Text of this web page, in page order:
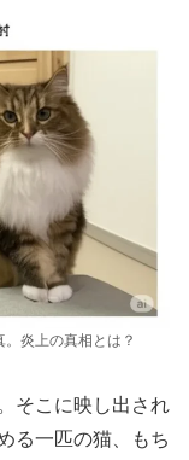
炎上の真相とは？
そこに映し出され
る一匹の猫、もち